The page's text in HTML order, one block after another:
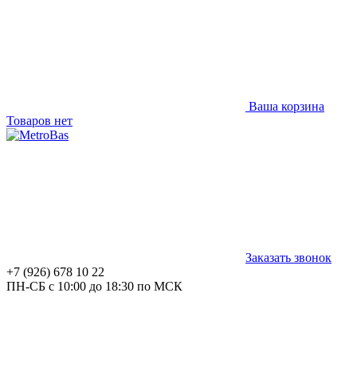
Ваша корзина
Товаров нет
Заказать звонок
+7 (926) 678 10 22
ПН-СБ с 10:00 до 18:30 по МСК